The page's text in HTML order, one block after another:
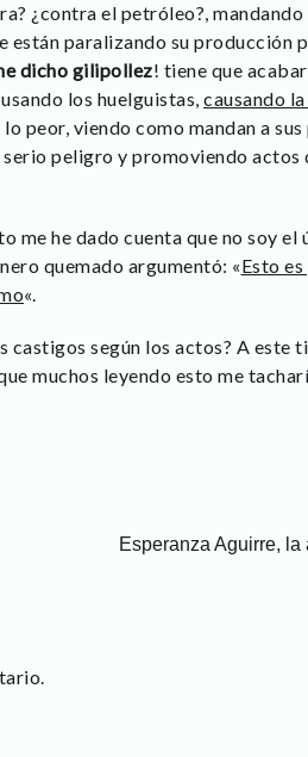
¿contra el petróleo?,
están paralizando su producción
dicho gilipollez! tiene que
los huelguistas, causando
peor, viendo como mandan a
peligro y promoviendo
me he dado cuenta que no soy el
quemado argumentó: «Esto
«.
según los actos? A este
muchos leyendo esto me
Esperanza Aguirre,